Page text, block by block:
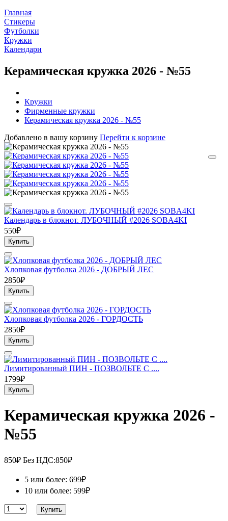
Главная
Стикеры
Футболки
Кружки
Календари
Керамическая кружка 2026 - №55
Кружки
Фирменные кружки
Керамическая кружка 2026 - №55
Добавлено в вашу корзину Перейти к корзине
Календарь в блокнот. ЛУБОЧНЫЙ #2026 SOBA4KI
550₽
Купить
Хлопковая футболка 2026 - ДОБРЫЙ ЛЕС
2850₽
Купить
Хлопковая футболка 2026 - ГОРДОСТЬ
2850₽
Купить
Лимитированный ПИН - ПОЗВОЛЬТЕ С ....
1799₽
Купить
Керамическая кружка 2026 -
№55
850₽ Без НДС:850₽
5 или более: 699₽
10 или более: 599₽
Купить